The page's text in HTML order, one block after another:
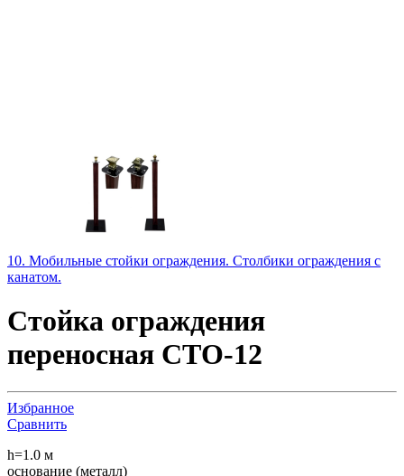
10. Мобильные стойки ограждения. Столбики ограждения с
канатом.
Стойка ограждения
переносная СТО-12
Избранное
Сравнить
h=1.0 м
основание (металл)